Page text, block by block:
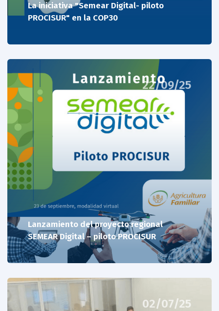
La iniciativa "Semear Digital- piloto
PROCISUR" en la COP30
22/09/25
Lanzamiento del proyecto regional
SEMEAR Digital – piloto PROCISUR
02/07/25